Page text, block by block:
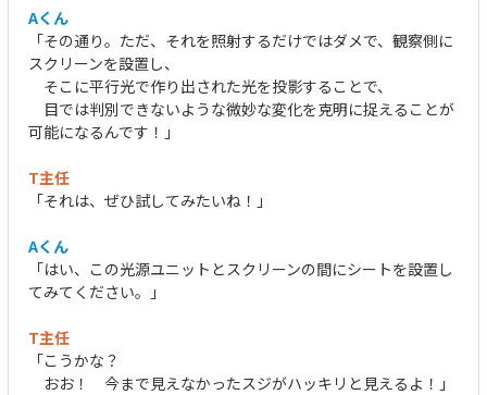
Aくん
「その通り。ただ、それを照射するだけではダメで、観察側に
スクリーンを設置し、
そこに平行光で作り出された光を投影することで、
目では判別できないような微妙な変化を克明に捉えることが
可能になるんです！」
T主任
「それは、ぜひ試してみたいね！」
Aくん
「はい、この光源ユニットとスクリーンの間にシートを設置し
てみてください。」
T主任
「こうかな？
おお！ 今まで見えなかったスジがハッキリと見えるよ！」